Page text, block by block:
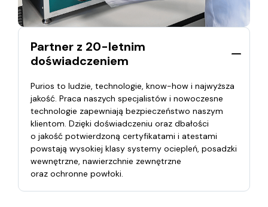
Partner z 20-letnim
doświadczeniem
Purios to ludzie, technologie, know-how i najwyższa
jakość. Praca naszych specjalistów i nowoczesne
technologie zapewniają bezpieczeństwo naszym
klientom. Dzięki doświadczeniu oraz dbałości
o jakość potwierdzoną certyfikatami i atestami
powstają wysokiej klasy systemy ociepleń, posadzki
wewnętrzne, nawierzchnie zewnętrzne
oraz ochronne powłoki.